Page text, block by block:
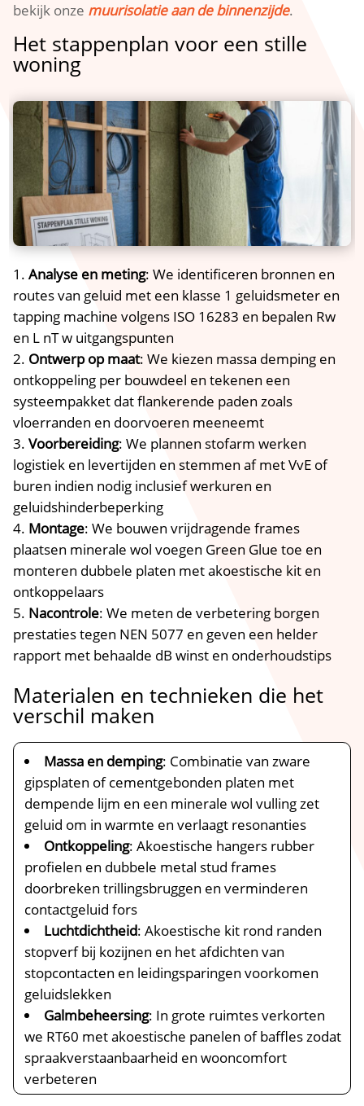
bekijk onze muurisolatie aan de binnenzijde.​
Het stappenplan voor een stille
woning
Analyse en meting: We identificeren bronnen en
routes van geluid met een klasse 1 geluidsmeter en
tapping machine volgens ISO 16283 en bepalen Rw
en L nT w uitgangspunten
Ontwerp op maat: We kiezen massa demping en
ontkoppeling per bouwdeel en tekenen een
systeempakket dat flankerende paden zoals
vloerranden en doorvoeren meeneemt
Voorbereiding: We plannen stofarm werken
logistiek en levertijden en stemmen af met VvE of
buren indien nodig inclusief werkuren en
geluidshinderbeperking
Montage: We bouwen vrijdragende frames
plaatsen minerale wol voegen Green Glue toe en
monteren dubbele platen met akoestische kit en
ontkoppelaars
Nacontrole: We meten de verbetering borgen
prestaties tegen NEN 5077 en geven een helder
rapport met behaalde dB winst en onderhoudstips
Materialen en technieken die het
verschil maken
Massa en demping: Combinatie van zware
gipsplaten of cementgebonden platen met
dempende lijm en een minerale wol vulling zet
geluid om in warmte en verlaagt resonanties
Ontkoppeling: Akoestische hangers rubber
profielen en dubbele metal stud frames
doorbreken trillingsbruggen en verminderen
contactgeluid fors
Luchtdichtheid: Akoestische kit rond randen
stopverf bij kozijnen en het afdichten van
stopcontacten en leidingsparingen voorkomen
geluidslekken
Galmbeheersing: In grote ruimtes verkorten
we RT60 met akoestische panelen of baffles zodat
spraakverstaanbaarheid en wooncomfort
verbeteren